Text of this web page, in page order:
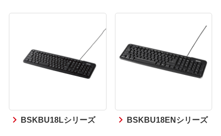
BSKBU18Lシリーズ BSKBU18ENシリーズ